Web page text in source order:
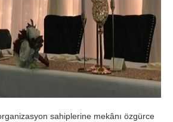
sahiplerine mekânı özgürce